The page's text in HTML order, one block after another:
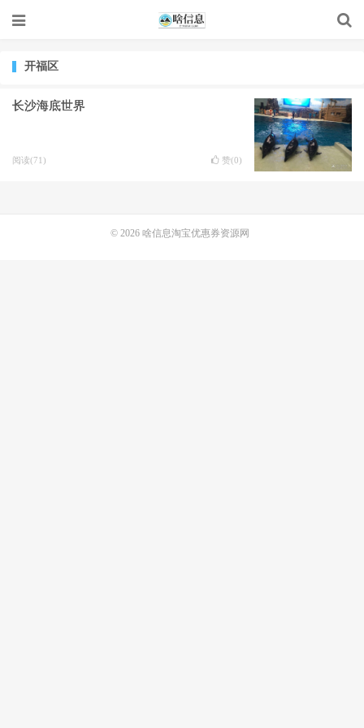
开福区
长沙海底世界
阅读(71) 赞(0)
© 2026 啥信息淘宝优惠券资源网